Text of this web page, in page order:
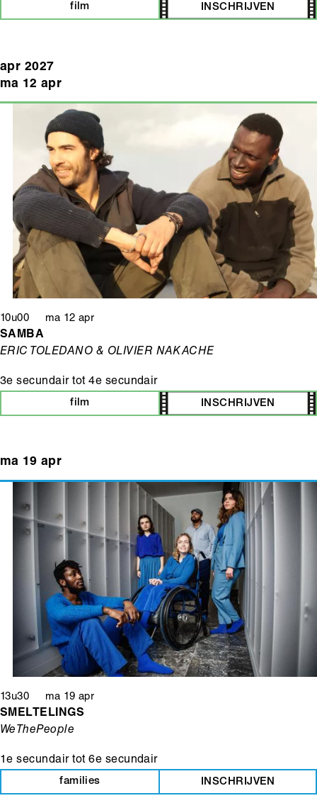
film INSCHRIJVEN
apr 2027
ma 12 apr
10u00 ma 12 apr
3e secundairtot4e secundair
SAMBA
ERIC TOLEDANO & OLIVIER NAKACHE
film INSCHRIJVEN
ma 19 apr
13u30 ma 19 apr
1e secundairtot6e secundair
SMELTELINGS
WeThePeople
families INSCHRIJVEN